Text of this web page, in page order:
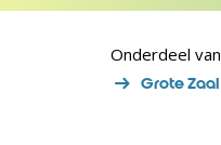
Onderdeel van
Grote Zaal